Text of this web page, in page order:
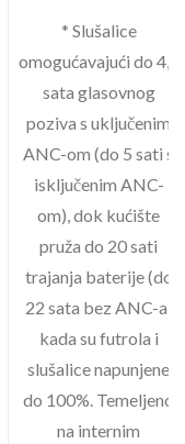
* Slušalice
omogućavajući do 4,5
sata glasovnog
poziva s uključenim
ANC-om (do 5 sati s
isključenim ANC-
om), dok kućište
pruža do 20 sati
trajanja baterije (do
22 sata bez ANC-a)
kada su futrola i
slušalice napunjene
do 100%. Temeljeno
na internim